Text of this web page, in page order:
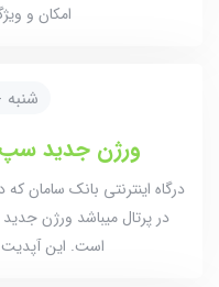
امکان و
شنبه - 27 آبان
ورژن جدید سپ
درگاه اینترنتی بانک سامان
در پرتال میباشد ورژن جدید
است. این آپدیت